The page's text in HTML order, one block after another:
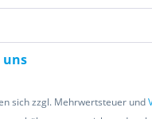
uns
sich zzgl. Mehrwertsteuer und